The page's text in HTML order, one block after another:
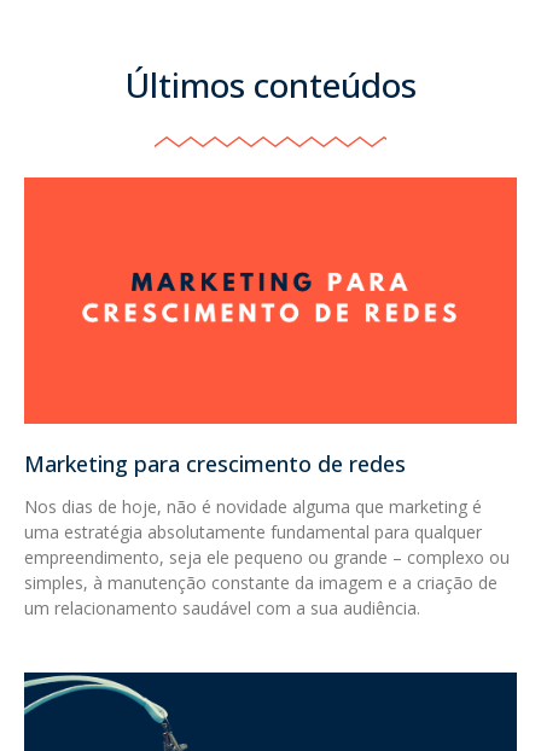
Últimos conteúdos
Marketing para crescimento de redes
Nos dias de hoje, não é novidade alguma que marketing é
uma estratégia absolutamente fundamental para qualquer
empreendimento, seja ele pequeno ou grande – complexo ou
simples, à manutenção constante da imagem e a criação de
um relacionamento saudável com a sua audiência.